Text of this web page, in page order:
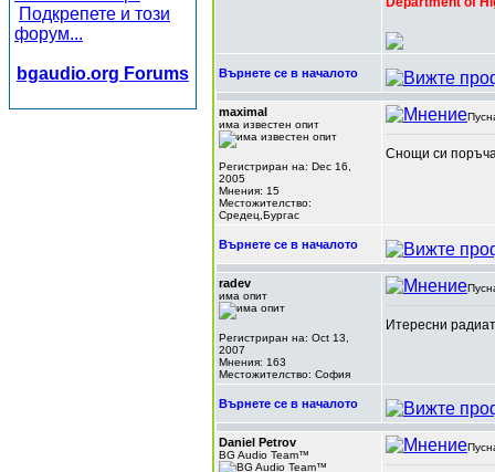
Подкрепете и този
форум...
bgaudio.org Forums Върнете се в началото
maximal
има известен опит
Регистриран на: Dec 16,
2005
Мнения: 15
Местожителство:
Средец,Бургас
Снощи си
Върнете се в началото
radev
има опит
Регистриран на: Oct 13,
2007
Мнения: 163
Местожителство: София
Итересни
Върнете се в началото
Daniel Petrov
BG Audio Team™